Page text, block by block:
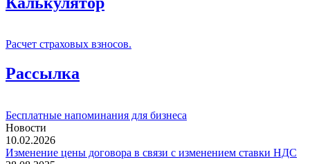
Расчет страховых взносов.
Рассылка
Бесплатные напоминания для бизнеса
Новости
10.02.2026
Изменение цены договора в связи с изменением ставки НДС